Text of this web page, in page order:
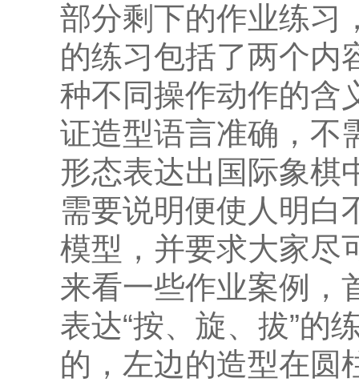
部分剩下的作业练习
的练习包括了两个内
种不同操作动作的含
证造型语言准确，不
形态表达出国际象棋
需要说明便使人明白
模型，并要求大家尽
来看一些作业案例，
表达“按、旋、拔”的
的，左边的造型在圆